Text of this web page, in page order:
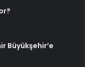
Büyükşehir’e